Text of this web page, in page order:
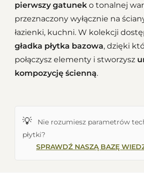
pierwszy gatunek o tonalnej
przeznaczony wyłącznie na
łazienki, kuchni. W kolekcji
gładka płytka bazowa, dzięki
połączysz elementy i stworzysz
kompozycję ścienną.
💡
Nie rozumiesz parametrów
płytki?
SPRAWDŹ NASZĄ BAZĘ